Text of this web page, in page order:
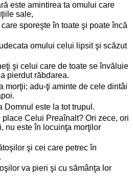
este amintirea ta omului care
sale,
sporeşte în toate şi poate încă
omului celui lipsit şi scăzut
şi celui care de toate se învăluie
pierdut răbdarea.
morţii; adu-ţi aminte de cele dintâi
Domnul este la tot trupul.
Celui Preaînalt? Ori zece, ori
nu este în locuinţa morţilor
şi cei care petrec în
va pieri şi cu sămânţa lor